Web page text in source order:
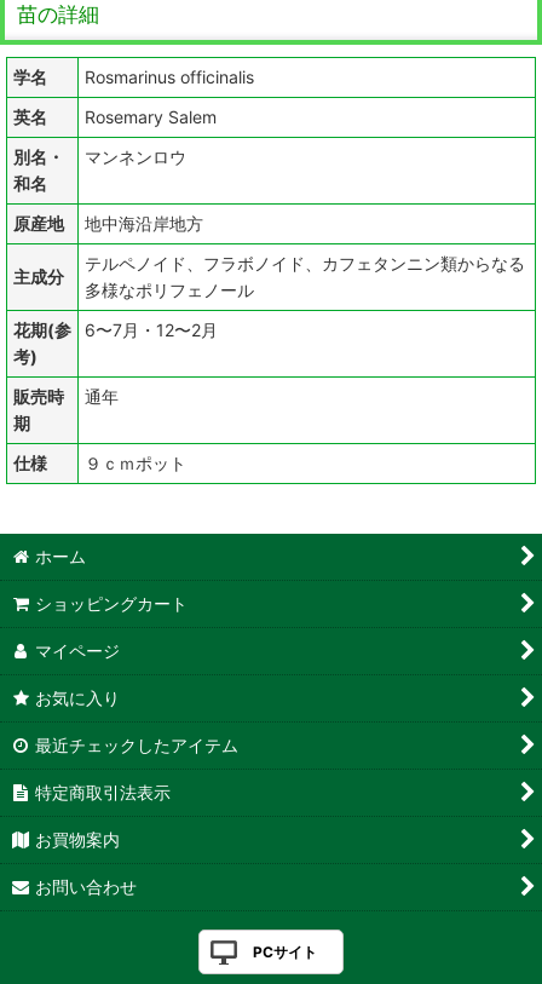
苗の詳細
学名
Rosmarinus officinalis
英名
Rosemary Salem
別名・
和名
マンネンロウ
原産地 地中海沿岸地方
主成分
テルペノイド、フラボノイド、カフェタンニン類からなる
多様なポリフェノール
花期(参
考)
6〜7月・12〜2月
販売時
期
通年
仕様 ９ｃｍポット
ホーム
ショッピングカート
マイページ
お気に入り
最近チェックしたアイテム
特定商取引法表示
お買物案内
お問い合わせ
PCサイト